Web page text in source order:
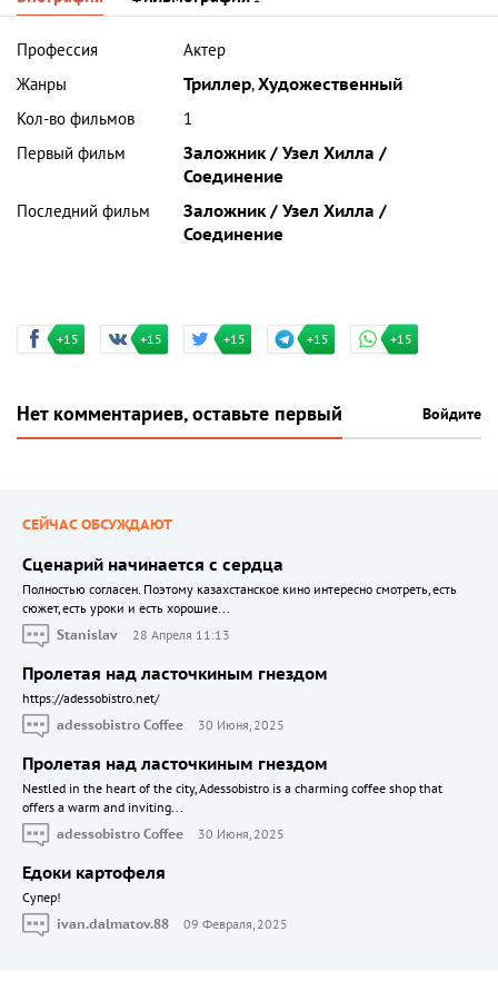
Профессия
Актер
Жанры
Триллер,Художественный
Кол-во фильмов
1
Первый фильм
Заложник / Узел Хилла /
Соединение
Последний фильм
Заложник / Узел Хилла /
Соединение
+15 +15 +15 +15 +15
Нет комментариев, оставьте первый Войдите
СЕЙЧАС ОБСУЖДАЮТ
Сценарий начинается с сердца
Полностью согласен. Поэтому казахстанское кино интересно смотреть, есть
сюжет, есть уроки и есть хорошие...
Stanislav
28 Апреля 11:13
Пролетая над ласточкиным гнездом
https://adessobistro.net/
adessobistro Coffee
30 Июня, 2025
Пролетая над ласточкиным гнездом
Nestled in the heart of the city, Adessobistro is a charming coffee shop that
offers a warm and inviting...
adessobistro Coffee
30 Июня, 2025
Едоки картофеля
Cупер!
ivan.dalmatov.88
09 Февраля, 2025